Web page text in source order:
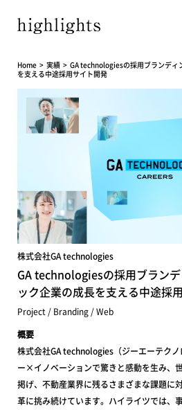
Home 実績
GA technologiesの採用ブランディ
を支える中途採用サイト開発
株式会社GA technologies
GA technologiesの採用ブラン
ック企業の成長を支える中途採
Project / Branding / Web
概要
株式会社GA technologies（ジーエーテク
ー×イノベーションで驚きと感動を生み、
掲げ、不動産業界に残るさまざまな課題に
革に挑み続けています。ハイライツでは、